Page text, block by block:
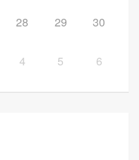
28 29 30
4 5 6